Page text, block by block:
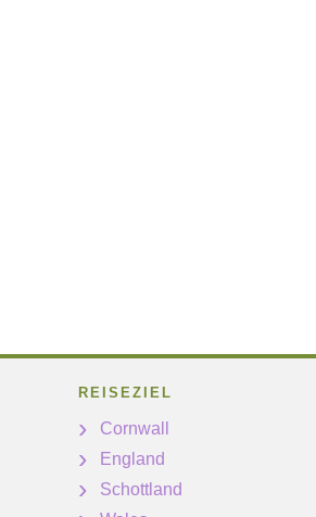
REISEZIEL
Cornwall
England
Schottland